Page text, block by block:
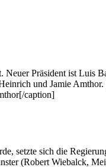
Präsident ist Luis
und Jamie
caption]
setzte sich die
(Robert Wiebalck,